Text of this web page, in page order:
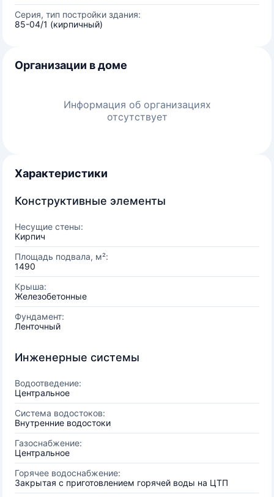
Серия, тип постройки здания:
85-04/1 (кирпичный)
Организации в доме
Информация об организациях
отсутствует
Характеристики
Конструктивные элементы
Несущие стены:
Кирпич
Площадь подвала, м²:
1490
Крыша:
Железобетонные
Фундамент:
Ленточный
Инженерные системы
Водоотведение:
Центральное
Система водостоков:
Внутренние водостоки
Газоснабжение:
Центральное
Горячее водоснабжение:
Закрытая с приготовлением горячей воды на ЦТП